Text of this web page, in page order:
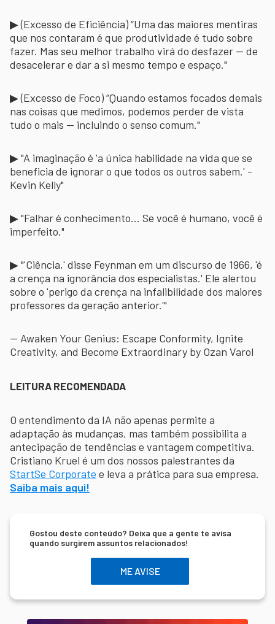
▶ (Excesso de Eficiência) “Uma das maiores mentiras
que nos contaram é que produtividade é tudo sobre
fazer. Mas seu melhor trabalho virá do desfazer — de
desacelerar e dar a si mesmo tempo e espaço."
▶ (Excesso de Foco) “Quando estamos focados demais
nas coisas que medimos, podemos perder de vista
tudo o mais — incluindo o senso comum."
▶ "A imaginação é 'a única habilidade na vida que se
beneficia de ignorar o que todos os outros sabem.' -
Kevin Kelly"
▶ "Falhar é conhecimento... Se você é humano, você é
imperfeito."
▶ "'Ciência,' disse Feynman em um discurso de 1966, 'é
a crença na ignorância dos especialistas.' Ele alertou
sobre o 'perigo da crença na infalibilidade dos maiores
professores da geração anterior.'"
— Awaken Your Genius: Escape Conformity, Ignite
Creativity, and Become Extraordinary by Ozan Varol
LEITURA RECOMENDADA
O entendimento da IA não apenas permite a
adaptação às mudanças, mas também possibilita a
antecipação de tendências e vantagem competitiva.
Cristiano Kruel é um dos nossos palestrantes da
StartSe Corporate e leva a prática para sua empresa.
Saiba mais aqui!
Gostou deste conteúdo? Deixa que a gente te avisa
quando surgirem assuntos relacionados!
ME AVISE